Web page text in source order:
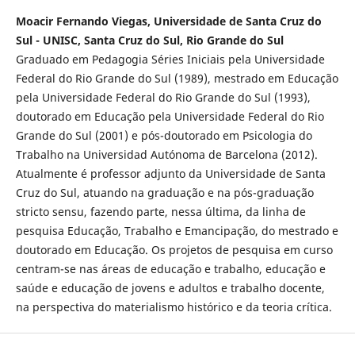
Moacir Fernando Viegas, Universidade de Santa Cruz do
Sul - UNISC, Santa Cruz do Sul, Rio Grande do Sul
Graduado em Pedagogia Séries Iniciais pela Universidade
Federal do Rio Grande do Sul (1989), mestrado em Educação
pela Universidade Federal do Rio Grande do Sul (1993),
doutorado em Educação pela Universidade Federal do Rio
Grande do Sul (2001) e pós-doutorado em Psicologia do
Trabalho na Universidad Autónoma de Barcelona (2012).
Atualmente é professor adjunto da Universidade de Santa
Cruz do Sul, atuando na graduação e na pós-graduação
stricto sensu, fazendo parte, nessa última, da linha de
pesquisa Educação, Trabalho e Emancipação, do mestrado e
doutorado em Educação. Os projetos de pesquisa em curso
centram-se nas áreas de educação e trabalho, educação e
saúde e educação de jovens e adultos e trabalho docente,
na perspectiva do materialismo histórico e da teoria crítica.